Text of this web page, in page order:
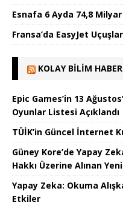
Esnafa 6 Ayda 74,8
Fransa’da EasyJet
KOLAY BILIM HABER
Epic Games’in 13
Oyunlar Listesi Açıklandı
TÜİK’in Güncel İnternet
Güney Kore’de Yapay
Hakkı Üzerine Alınan
Yapay Zeka: Okuma
Etkiler